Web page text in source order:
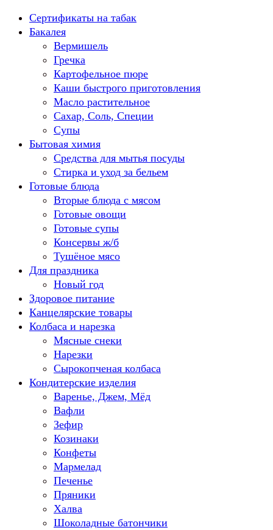
Перейти
содержанию
Сертификаты на табак
Бакалея
Вермишель
Гречка
Картофельное пюре
Каши быстрого приготовления
Масло растительное
Сахар, Соль, Специи
Супы
Бытовая химия
Средства для мытья посуды
Стирка и уход за бельем
Готовые блюда
Вторые блюда с мясом
Готовые овощи
Готовые супы
Консервы ж/б
Тушёное мясо
Для праздника
Новый год
Здоровое питание
Канцелярские товары
Колбаса и нарезка
Мясные снеки
Нарезки
Сырокопченая колбаса
Кондитерские изделия
Варенье, Джем, Мёд
Вафли
Зефир
Козинаки
Конфеты
Мармелад
Печенье
Пряники
Халва
Шоколадные батончики